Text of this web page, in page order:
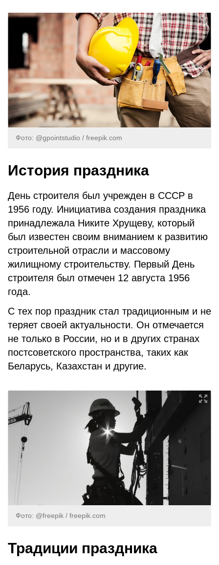
Фото: @gpointstudio / freepik.com
История праздника
День строителя был учрежден в СССР в
1956 году. Инициатива создания праздника
принадлежала Никите Хрущеву, который
был известен своим вниманием к развитию
строительной отрасли и массовому
жилищному строительству. Первый День
строителя был отмечен 12 августа 1956
года.
С тех пор праздник стал традиционным и не
теряет своей актуальности. Он отмечается
не только в России, но и в других странах
постсоветского пространства, таких как
Беларусь, Казахстан и другие.
Фото: @freepik / freepik.com
Традиции праздника